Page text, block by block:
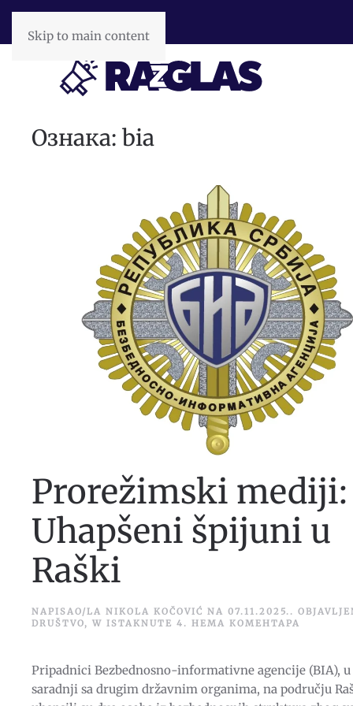
Skip to main content
Ознака: bia
Prorežimski mediji:
Uhapšeni špijuni u
Raški
NAPISAO/LA NIKOLA KOČOVIĆ NA 07.11.2025. .
DRUŠTVO, W ISTAKNUTE 4 . НЕМА КОМЕНТАРА
ŠPIJUNI
U
RAŠKI
Pripadnici Bezbednosno-informativne agencije (BIA), u
saradnji sa drugim državnim organima, na području